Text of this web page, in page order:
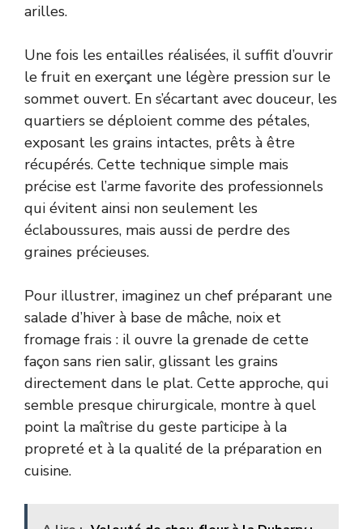
arilles.
Une fois les entailles réalisées, il suffit d’ouvrir
le fruit en exerçant une légère pression sur le
sommet ouvert. En s’écartant avec douceur, les
quartiers se déploient comme des pétales,
exposant les grains intactes, prêts à être
récupérés. Cette technique simple mais
précise est l’arme favorite des professionnels
qui évitent ainsi non seulement les
éclaboussures, mais aussi de perdre des
graines précieuses.
Pour illustrer, imaginez un chef préparant une
salade d’hiver à base de mâche, noix et
fromage frais : il ouvre la grenade de cette
façon sans rien salir, glissant les grains
directement dans le plat. Cette approche, qui
semble presque chirurgicale, montre à quel
point la maîtrise du geste participe à la
propreté et à la qualité de la préparation en
cuisine.